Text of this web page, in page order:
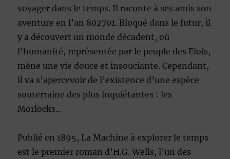
voyager dans le temps. Il raconte à ses amis son
aventure en l’an 802701. Bloqué dans le futur, il
y a découvert un monde décadent, où
l’humanité, représentée par le peuple des Elois,
mène une vie douce et insouciante. Cependant,
il va s’apercevoir de l’existence d’une espèce
souterraine des plus inquiétantes : les
Morlocks…
Publié en 1895, La Machine à explorer le temps
est le premier roman d’H.G. Wells, l’un des